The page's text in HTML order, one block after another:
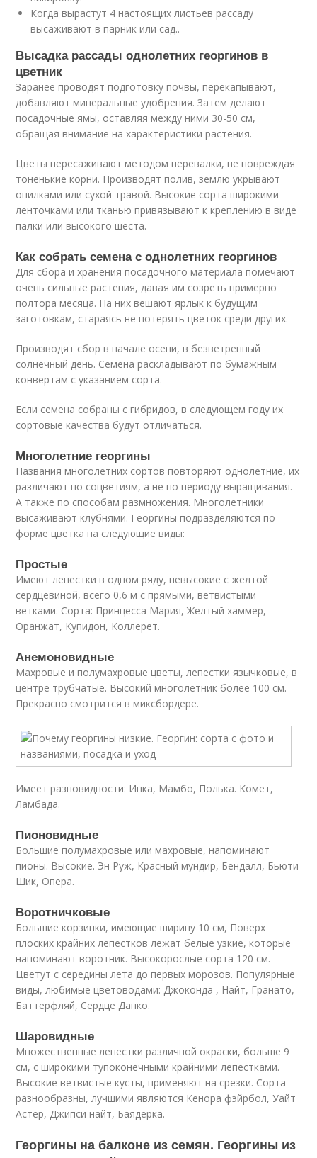
Когда вырастут 4 настоящих листьев рассаду
высаживают в парник или сад..
Высадка рассады однолетних георгинов в
цветник
Заранее проводят подготовку почвы, перекапывают,
добавляют минеральные удобрения. Затем делают
посадочные ямы, оставляя между ними 30-50 см,
обращая внимание на характеристики растения.
Цветы пересаживают методом перевалки, не повреждая
тоненькие корни. Производят полив, землю укрывают
опилками или сухой травой. Высокие сорта широкими
ленточками или тканью привязывают к креплению в виде
палки или высокого шеста.
Как собрать семена с однолетних георгинов
Для сбора и хранения посадочного материала помечают
очень сильные растения, давая им созреть примерно
полтора месяца. На них вешают ярлык к будущим
заготовкам, стараясь не потерять цветок среди других.
Производят сбор в начале осени, в безветренный
солнечный день. Семена раскладывают по бумажным
конвертам с указанием сорта.
Если семена собраны с гибридов, в следующем году их
сортовые качества будут отличаться.
Многолетние георгины
Названия многолетних сортов повторяют однолетние, их
различают по соцветиям, а не по периоду выращивания.
А также по способам размножения. Многолетники
высаживают клубнями. Георгины подразделяются по
форме цветка на следующие виды:
Простые
Имеют лепестки в одном ряду, невысокие с желтой
сердцевиной, всего 0,6 м с прямыми, ветвистыми
ветками. Сорта: Принцесса Мария, Желтый хаммер,
Оранжат, Купидон, Коллерет.
Анемоновидные
Махровые и полумахровые цветы, лепестки язычковые, в
центре трубчатые. Высокий многолетник более 100 см.
Прекрасно смотрится в миксбордере.
Имеет разновидности: Инка, Мамбо, Полька. Комет,
Ламбада.
Пионовидные
Большие полумахровые или махровые, напоминают
пионы. Высокие. Эн Руж, Красный мундир, Бендалл, Бьюти
Шик, Опера.
Воротничковые
Большие корзинки, имеющие ширину 10 см, Поверх
плоских крайних лепестков лежат белые узкие, которые
напоминают воротник. Высокорослые сорта 120 см.
Цветут с середины лета до первых морозов. Популярные
виды, любимые цветоводами: Джоконда , Найт, Гранато,
Баттерфляй, Сердце Данко.
Шаровидные
Множественные лепестки различной окраски, больше 9
см, с широкими тупоконечными крайними лепестками.
Высокие ветвистые кусты, применяют на срезки. Сорта
разнообразны, лучшими являются Кенора фэйрбол, Уайт
Астер, Джипси найт, Баядерка.
Георгины на балконе из семян. Георгины из